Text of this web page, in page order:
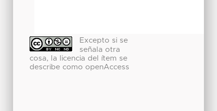
Excepto si se
señala otra
cosa, la licencia del ítem se
describe como openAccess